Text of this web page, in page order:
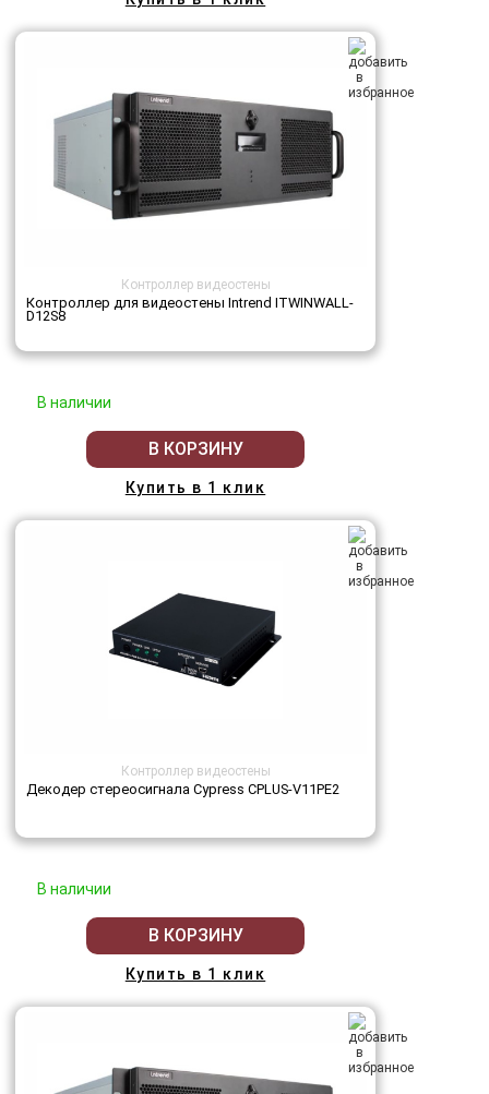
Контроллер видеостены
Контроллер для видеостены Intrend ITWINWALL-
D12S8
В наличии
В КОРЗИНУ
Купить в 1 клик
Контроллер видеостены
Декодер стереосигнала Cypress CPLUS-V11PE2
В наличии
В КОРЗИНУ
Купить в 1 клик